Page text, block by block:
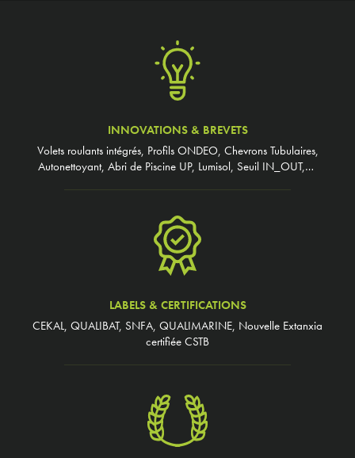
INNOVATIONS & BREVETS
Volets roulants intégrés, Profils ONDEO, Chevrons Tubulaires,
Autonettoyant, Abri de Piscine UP, Lumisol, Seuil IN_OUT,…
LABELS & CERTIFICATIONS
CEKAL, QUALIBAT, SNFA, QUALIMARINE, Nouvelle Extanxia
certifiée CSTB